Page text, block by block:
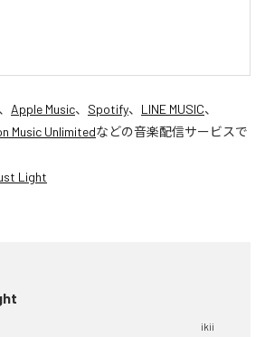
Apple Music、 Spotify、 LINE MUSIC、
Music Unlimitedなどの音楽配信サービスで
Light
ikii